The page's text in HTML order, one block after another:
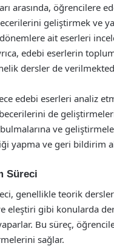
arasında, öğrencilere
geliştirmek ve
ait eserleri
edebi eserlerin
dersler de
edebi eserleri analiz
becerilerini de
ve
yapma ve geri bildirim
Süreci
genellikle teorik
eleştiri gibi konularda
Bu süreç,
sağlar.